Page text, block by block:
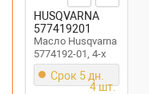
HUSQVARNA
577419201
Масло Husqvarna
5774192-01, 4-х
тактное,
минеральное,
Срок 5 дн.
4 шт.